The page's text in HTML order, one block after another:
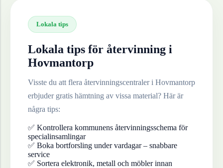
Lokala tips
Lokala tips för återvinning i
Hovmantorp
Visste du att flera återvinningscentraler i Hovmantorp
erbjuder gratis hämtning av vissa material? Här är
några tips:
✅ Kontrollera kommunens återvinningsschema för
specialinsamlingar
✅ Boka bortforsling under vardagar – snabbare
service
✅ Sortera elektronik, metall och möbler innan